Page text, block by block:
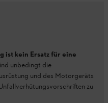
ist kein Ersatz für eine
unbedingt die
und des Motorgeräts
zu